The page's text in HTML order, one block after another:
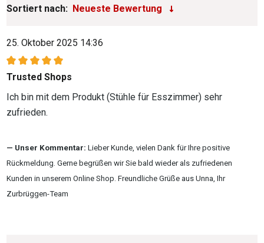
Sortiert nach:
25. Oktober 2025 14:36
Bewertung mit 5 von 5 Sternen
Trusted Shops
Ich bin mit dem Produkt (Stühle für Esszimmer) sehr
zufrieden.
Unser Kommentar: Lieber Kunde, vielen Dank für Ihre positive
Rückmeldung. Gerne begrüßen wir Sie bald wieder als zufriedenen
Kunden in unserem Online Shop. Freundliche Grüße aus Unna, Ihr
Zurbrüggen-Team